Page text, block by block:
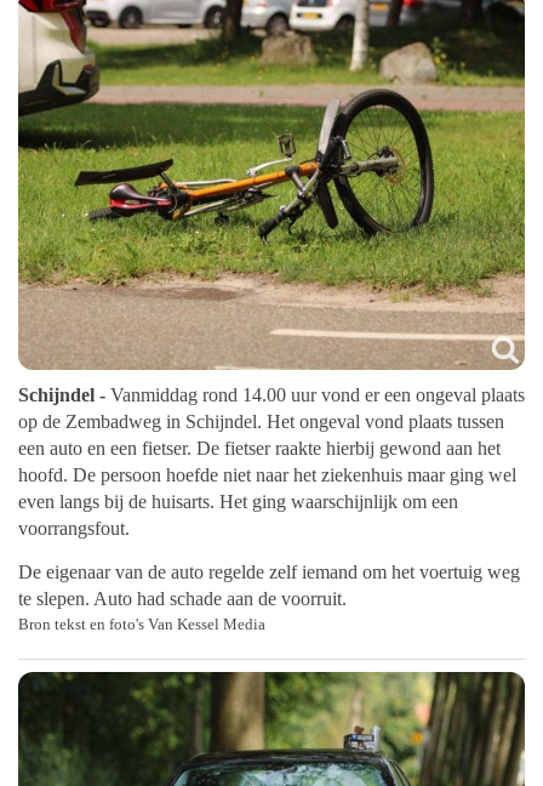
Schijndel - Vanmiddag rond 14.00 uur vond er een ongeval plaats
op de Zembadweg in Schijndel. Het ongeval vond plaats tussen
een auto en een fietser. De fietser raakte hierbij gewond aan het
hoofd. De persoon hoefde niet naar het ziekenhuis maar ging wel
even langs bij de huisarts. Het ging waarschijnlijk om een
voorrangsfout.
De eigenaar van de auto regelde zelf iemand om het voertuig weg
te slepen. Auto had schade aan de voorruit.
Bron tekst en foto's Van Kessel Media